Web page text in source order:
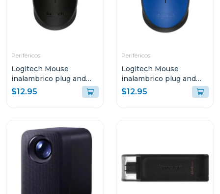
Periféricos
Logitech Mouse
inalambrico plug and
play negro m170
$12.95
Periféricos
Logitech Mouse
inalambrico plug and
play azul m170
$12.95